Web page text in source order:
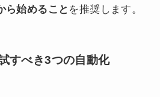
始めること を推奨します。
べき3つの自動化